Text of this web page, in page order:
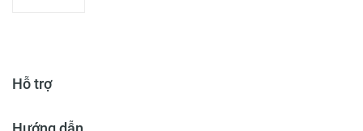
Hỗ trợ